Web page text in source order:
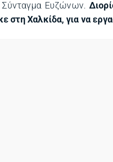
Ευζώνων.
στη Χαλκίδα, για να